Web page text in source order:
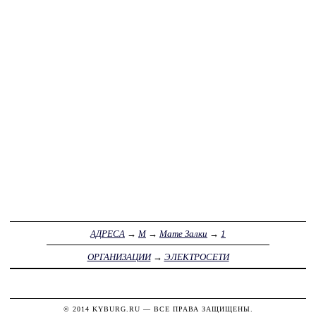
АДРЕСА → М→ Мате Залки → 1
ОРГАНИЗАЦИИ→ ЭЛЕКТРОСЕТИ
© 2014 KYBURG.RU — ВСЕ ПРАВА ЗАЩИЩЕНЫ.